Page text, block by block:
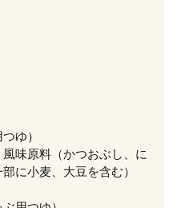
ゆ）
味原料（かつおぶし、に
に小麦、大豆を含む）